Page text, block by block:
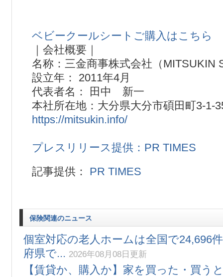
ベビークールシートご購入はこちら
｜会社概要｜
名称：三金商事株式会社（MITSUKIN
設立年： 2011年4月
代表者名： 田中 新一
本社所在地：大分県大分市碩田町3-1-
https://mitsukin.info/
プレスリリース提供：PR TIMES
記事提供： PR TIMES
保険関連のニュース
個室対応の老人ホームは全国で24,696
府県で... 2026年08月08日更新
【賃貸か、購入か】家を買った・買う